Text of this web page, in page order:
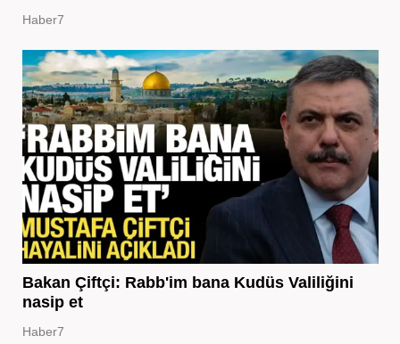
Haber7
Bakan Çiftçi: Rabb'im bana Kudüs Valiliğini
nasip et
Haber7